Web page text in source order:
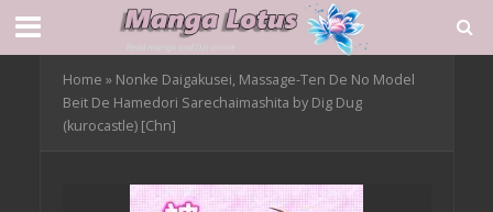
Home » Nonke Daigakusei, Massage-Ten De No Model
Beit De Hamedori Sarechaimashita by Dig Dug
(kurocastle) [Chn]